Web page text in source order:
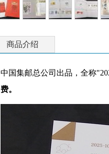
商品介绍
中国集邮总公司出品，全称
费。